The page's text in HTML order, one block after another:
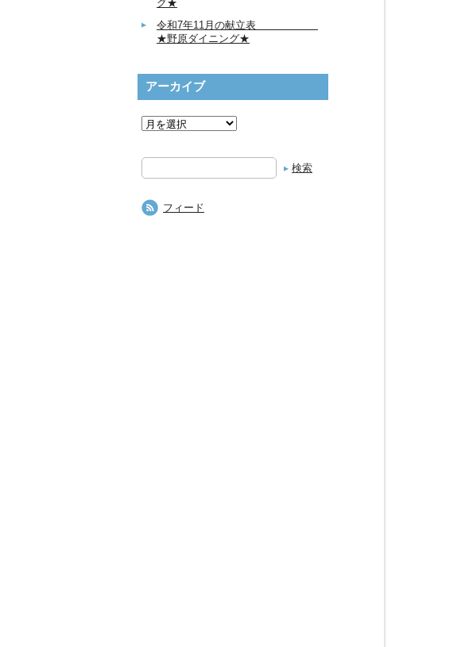
グ★
令和7年11月の献立表
★野原ダイニング★
アーカイブ
索
フィード